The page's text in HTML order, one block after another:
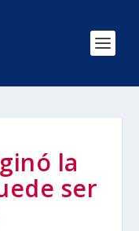
la
ser